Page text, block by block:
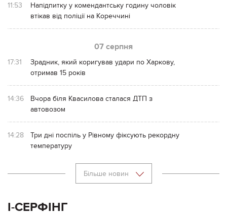
11:53
Напідпитку у комендантську годину чоловік
втікав від поліції на Кореччині
07 серпня
17:31
Зрадник, який коригував удари по Харкову,
отримав 15 років
14:36
Вчора біля Квасилова сталася ДТП з
автовозом
14:28
Три дні поспіль у Рівному фіксують рекордну
температуру
Більше новин
І-СЕРФІНГ